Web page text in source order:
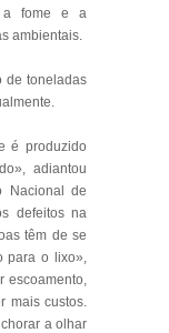
a fome e a
ambientais.
de toneladas
é produzido
adiantou
Nacional de
defeitos na
têm de se
para o lixo»,
escoamento,
mais custos.
a olhar